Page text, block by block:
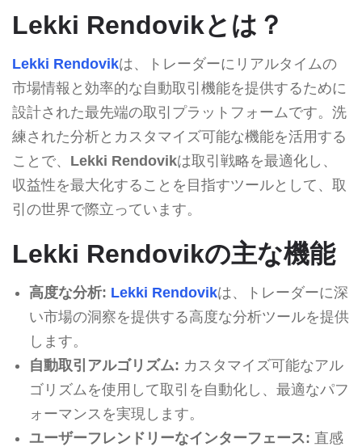
Lekki Rendovikとは？
Lekki Rendovikは、トレーダーにリアルタイムの
市場情報と効率的な自動取引機能を提供するために
設計された最先端の取引プラットフォームです。洗
練された分析とカスタマイズ可能な機能を活用する
ことで、 Lekki Rendovikは取引戦略を最適化し、
収益性を最大化することを目指すツールとして、取
引の世界で際立っています。
Lekki Rendovikの主な機能
高度な分析: Lekki Rendovikは、トレーダーに深
い市場の洞察を提供する高度な分析ツールを提供
します。
自動取引アルゴリズム: カスタマイズ可能なアル
ゴリズムを使用して取引を自動化し、最適なパフ
ォーマンスを実現します。
ユーザーフレンドリーなインターフェース: 直感